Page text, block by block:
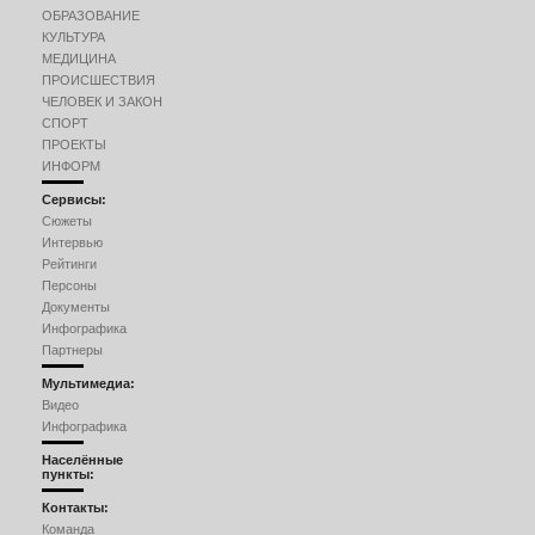
ОБРАЗОВАНИЕ
КУЛЬТУРА
МЕДИЦИНА
ПРОИСШЕСТВИЯ
ЧЕЛОВЕК И ЗАКОН
СПОРТ
ПРОЕКТЫ
ИНФОРМ
Сервисы:
Сюжеты
Интервью
Рейтинги
Персоны
Документы
Инфографика
Партнеры
Мультимедиа:
Видео
Инфографика
Населённые
пункты:
Контакты:
Команда